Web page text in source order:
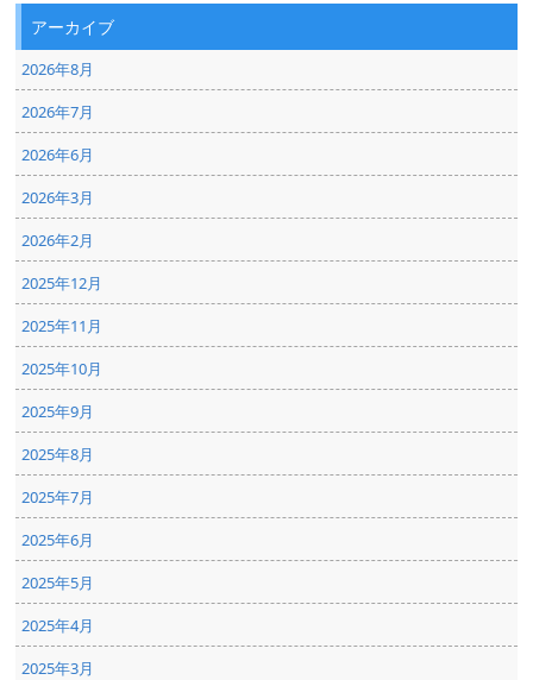
アーカイブ
2026年8月
2026年7月
2026年6月
2026年3月
2026年2月
2025年12月
2025年11月
2025年10月
2025年9月
2025年8月
2025年7月
2025年6月
2025年5月
2025年4月
2025年3月